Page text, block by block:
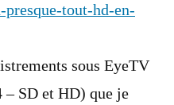
presque-tout-hd-en-
sous EyeTV
– SD et HD) que je